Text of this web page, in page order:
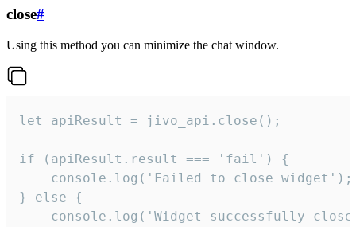
close#
Using this method you can minimize the chat window.
let apiResult = jivo_api.close();
if (apiResult.result === 'fail') {
    console.log('Failed to close widget');
} else {
console.log('Widget successfully